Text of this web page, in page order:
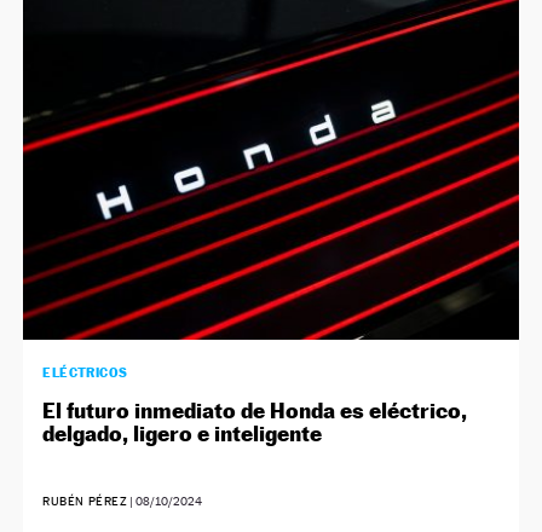
ELÉCTRICOS
El futuro inmediato de Honda es eléctrico,
delgado, ligero e inteligente
RUBÉN PÉREZ |08/10/2024